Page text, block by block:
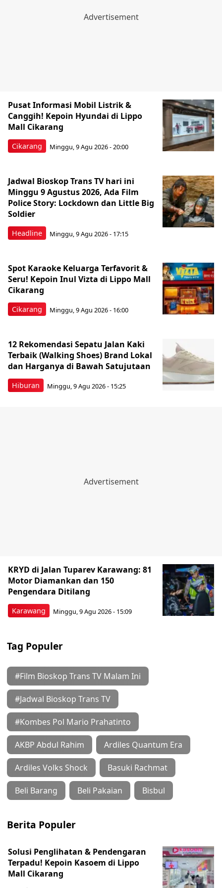
Cikarang
Pusat Informasi Mobil Listrik &
Canggih! Kepoin Hyundai di Lippo
Mall Cikarang
Minggu, 9 Agu 2026 - 20:00
Headline
Jadwal Bioskop Trans TV hari ini
Minggu 9 Agustus 2026, Ada Film
Police Story: Lockdown dan Little Big
Soldier
Minggu, 9 Agu 2026 - 17:15
Cikarang
Spot Karaoke Keluarga Terfavorit &
Seru! Kepoin Inul Vizta di Lippo Mall
Cikarang
Minggu, 9 Agu 2026 - 16:00
Hiburan
12 Rekomendasi Sepatu Jalan Kaki
Terbaik (Walking Shoes) Brand Lokal
dan Harganya di Bawah Satujutaan
Minggu, 9 Agu 2026 - 15:25
Karawang
KRYD di Jalan Tuparev Karawang: 81
Motor Diamankan dan 150
Pengendara Ditilang
Minggu, 9 Agu 2026 - 15:09
Tag Populer
#Film Bioskop Trans TV Malam Ini
#Jadwal Bioskop Trans TV
#Kombes Pol Mario Prahatinto
AKBP Abdul Rahim Ardiles Quantum Era
Ardiles Volks Shock Basuki Rachmat
Beli Barang Beli Pakaian Bisbul
Berita Populer
Solusi Penglihatan & Pendengaran
Terpadu! Kepoin Kasoem di Lippo
Mall Cikarang